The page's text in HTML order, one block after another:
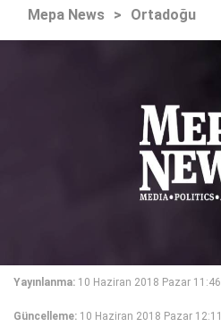
Mepa News > Ortadoğu
Yayınlanma: 10 Haziran 2018 Pazar 11:46
Güncelleme: 10 Haziran 2018 Pazar 12:11